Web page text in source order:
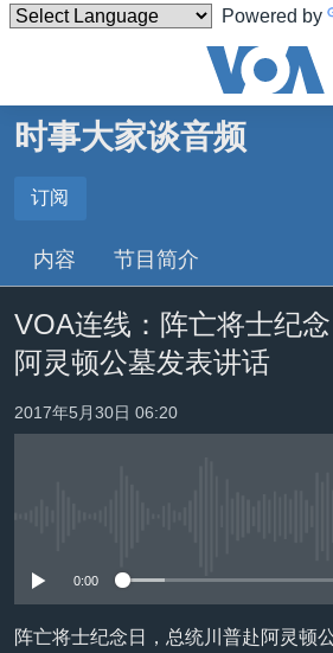
Powered by
碍
到
内
容
跳
转
到
检
索
主页
美国
台湾
港澳
国际
最新国际新闻
非洲
美洲
分类新闻
军事
劳工
国会报道
美中关系
VOA今日焦点
中文广播
时事大家谈音频
订阅
Spotify
订阅
内容 节目简介
VOA连线：阵亡将士纪
阿灵顿公墓发表讲话
2017年5月30日 06:20
0:00
阵亡将士纪念日，总统川普赴阿灵顿